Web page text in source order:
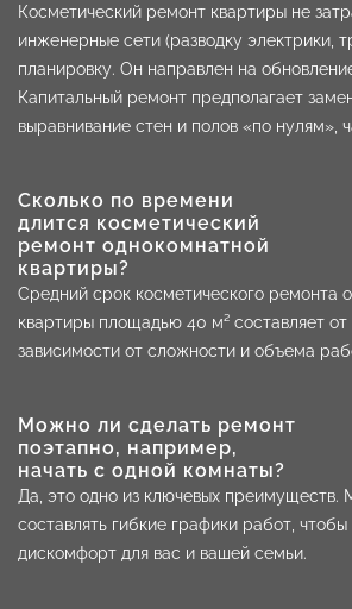
Косметический ремонт квартиры не
инженерные сети (разводку электрики,
планировку. Он направлен на
Капитальный ремонт предполагает
выравнивание стен и полов «по нулям»,
Сколько по времени
длится косметический
ремонт однокомнатной
квартиры?
Средний срок косметического ремонта
квартиры площадью 40 м² составляет от
зависимости от сложности и объема
Можно ли сделать ремонт
поэтапно, например,
начать с одной комнаты?
Да, это одно из ключевых
составлять гибкие графики работ,
дискомфорт для вас и вашей семьи.